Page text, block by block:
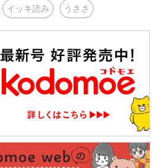
イッキ読み うささ